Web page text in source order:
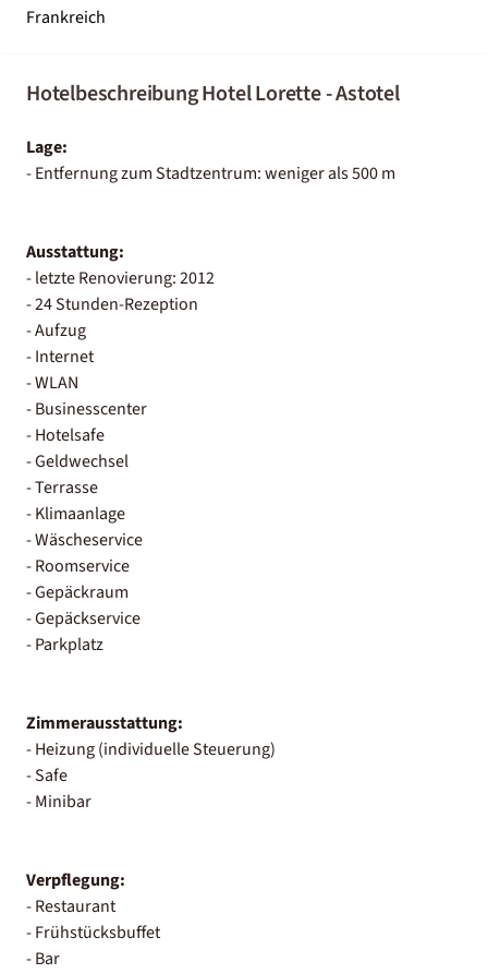
Frankreich
Hotelbeschreibung Hotel Lorette - Astotel
Lage:
- Entfernung zum Stadtzentrum: weniger als 500 m
Ausstattung:
- letzte Renovierung: 2012
- 24 Stunden-Rezeption
- Aufzug
- Internet
- WLAN
- Businesscenter
- Hotelsafe
- Geldwechsel
- Terrasse
- Klimaanlage
- Wäscheservice
- Roomservice
- Gepäckraum
- Gepäckservice
- Parkplatz
Zimmerausstattung:
- Heizung (individuelle Steuerung)
- Safe
- Minibar
Verpflegung:
- Restaurant
- Frühstücksbuffet
- Bar